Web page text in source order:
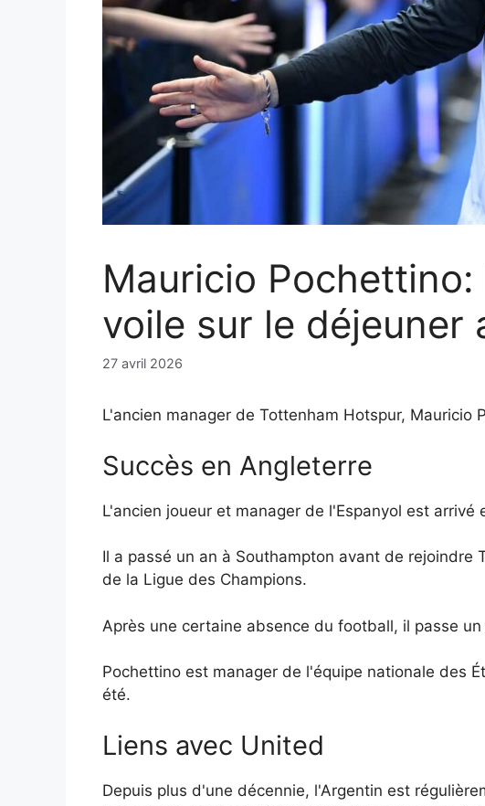
Mauricio
voile sur le déjeuner
27 avril 2026
L'ancien manager de Tottenham Hotspur, Mauricio
Succès en Angleterre
L'ancien joueur et manager de l'Espanyol est arrivé
Il a passé un an à Southampton avant de rejoindre
de la Ligue des Champions.
Après une certaine absence du football, il passe
Pochettino est manager de l'équipe nationale des
été.
Liens avec United
Depuis plus d'une décennie, l'Argentin est